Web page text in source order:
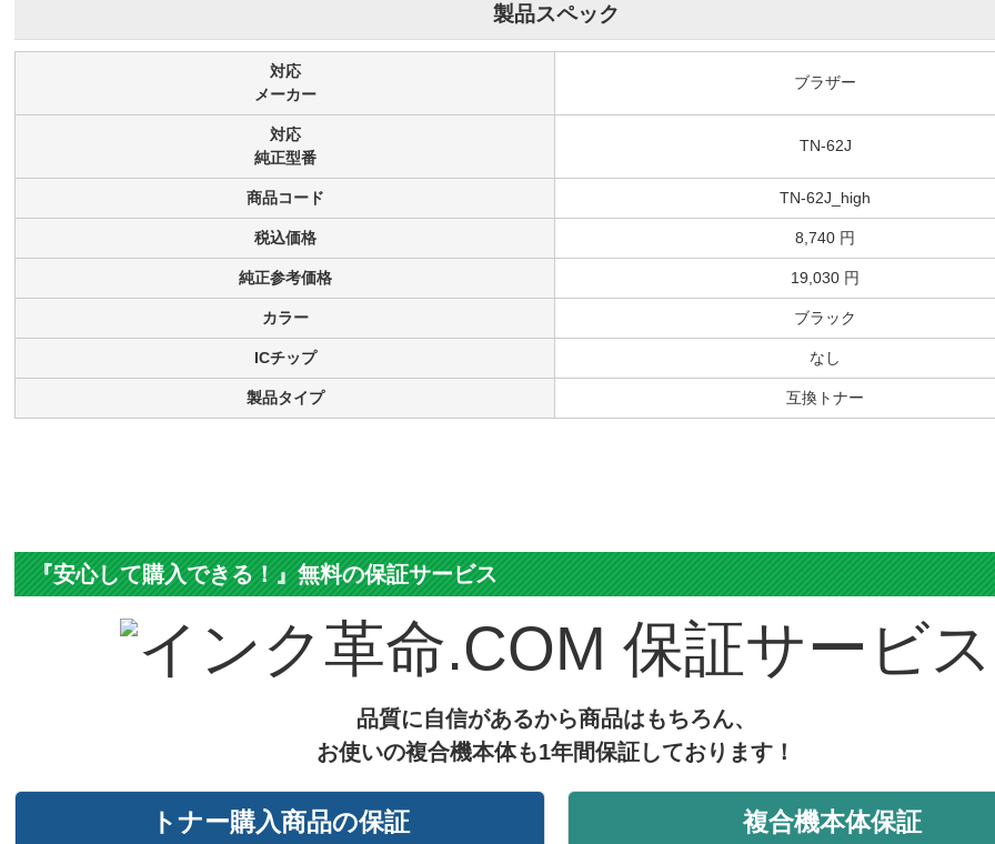
製品スペック
対応
メーカー
ブラザー
対応
純正型番
TN-62J
商品コード TN-62J_high
税込価格 8,740 円
純正参考価格 19,030 円
カラー ブラック
ICチップ なし
製品タイプ 互換トナー
『安心して購入できる！』無料の保証サービス
保証サービス
品質に自信があるから商品はもちろん、
お使いの複合機本体も1年間保証しております！
トナー購入商品の保証 複合機本体保証